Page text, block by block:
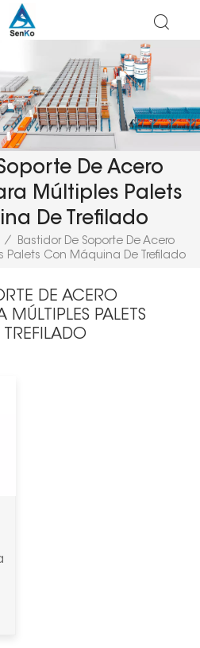
De Acero
Múltiples Palets
De Trefilado
/
Bastidor De Soporte De Acero
Palets Con Máquina De Trefilado
DE ACERO
PALETS